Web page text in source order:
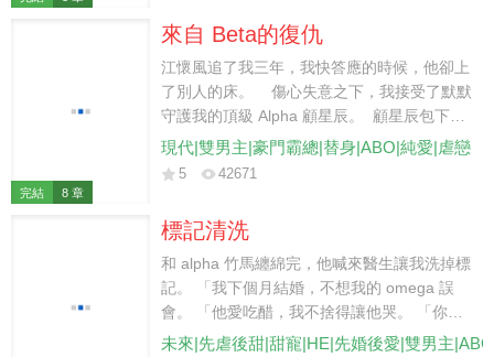
完結 8 章
來自 Beta的復仇
江懷風追了我三年，我快答應的時候，他卻上
了別人的床。 傷心失意之下，我接受了默默
守護我的頂級 Alpha 顧星辰。 顧星辰包下了
全城的 LED 屏官宣我們的愛情。 甚至，放棄
了繼承權也要和身為 Beta 的我成婚。 「無論
下子嗣。 然而，在即將簽訂胚胎移植的協議書
時，顧星辰卻失蹤了。 我找到他時，卻聽到他
不屑地跟別人說： 「如果不是因為江懷風，
我連看他一眼都嫌噁心。」 「毫無價值的
Beta，又怎麼配得上我們顧家呢？」
現代|雙男主|豪門霸總|替身|ABO|純愛|虐戀
5 42671
標記清洗
和 alpha 竹馬纏綿完，他喊來醫生讓我洗掉標
記。 「我下個月結婚，不想我的 omega 誤
會。 「他愛吃醋，我不捨得讓他哭。 「你也
是個大齡剩 O 了，總不能帶著我的標記去和別
未來|先虐後甜|甜寵|HE|先婚後愛|雙男主